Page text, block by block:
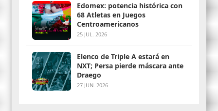
Edomex: potencia histórica con
68 Atletas en Juegos
Centroamericanos
25 JUL. 2026
Elenco de Triple A estará en
NXT; Persa pierde máscara ante
Draego
27 JUN. 2026